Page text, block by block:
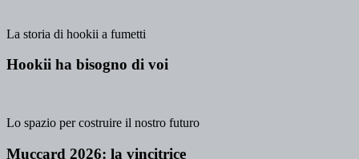
La storia di hookii a fumetti
Hookii ha bisogno di voi
Lo spazio per costruire il nostro futuro
Muccard 2026: la vincitrice